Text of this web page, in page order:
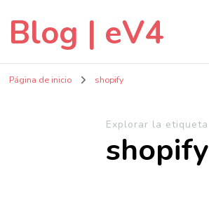
Blog | eV4
Página de inicio shopify
Explorar la etiqueta
shopify